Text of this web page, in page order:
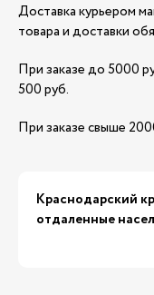
Доставка курьером
товара и доставки
При заказе до 5000
500 руб.
При заказе свыше
Краснодарский
отдаленные